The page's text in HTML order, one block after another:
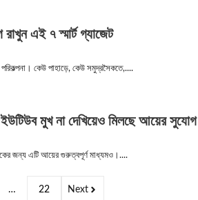
এই ৭ স্মার্ট গ্যাজেট
কেউ পাহাড়ে, কেউ সমুদ্রসৈকতে,....
মুখ না দেখিয়েও মিলছে আয়ের সুযোগ
জন্য এটি আয়ের গুরুত্বপূর্ণ মাধ্যমও।....
… 22 Next